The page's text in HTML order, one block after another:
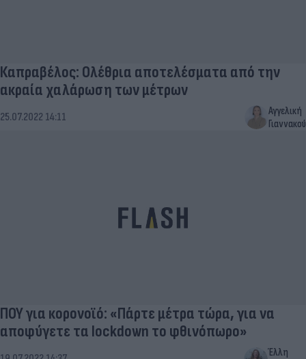
Καπραβέλος: Ολέθρια αποτελέσματα από την
ακραία χαλάρωση των μέτρων
25.07.2022 14:11
Αγγελική
Γιαννακού
ΠΟΥ για κορονοϊό: «Πάρτε μέτρα τώρα, για να
αποφύγετε τα lockdown το φθινόπωρο»
Έλλη